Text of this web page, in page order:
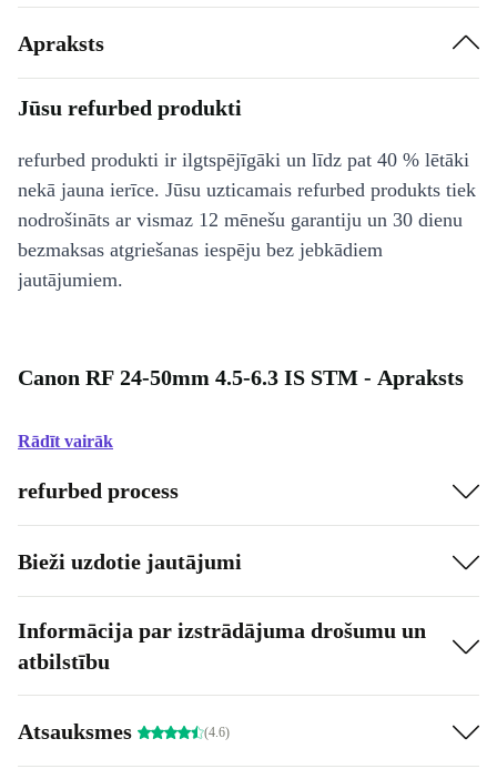
Apraksts
Jūsu refurbed produkti
refurbed produkti ir ilgtspējīgāki un līdz pat 40 % lētāki
nekā jauna ierīce. Jūsu uzticamais refurbed produkts tiek
nodrošināts ar vismaz 12 mēnešu garantiju un 30 dienu
bezmaksas atgriešanas iespēju bez jebkādiem
jautājumiem.
Canon RF 24-50mm 4.5-6.3 IS STM - Apraksts
Rādīt vairāk
refurbed process
Bieži uzdotie jautājumi
Informācija par izstrādājuma drošumu un
atbilstību
Atsauksmes (4.6)